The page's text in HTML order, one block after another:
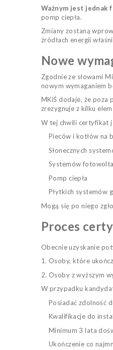
Ważnym jest jednak
pomp ciepła.
Zmiany zostaną
źródłach energii
Nowe
Zgodnie ze słowami M
nowym wymaganiem
MKiŚ dodaje, że poza
zrezygnuje z kilku
W tej chwili certyfikat
Pieców i kotłów na
Słonecznych
Systemów
Pomp ciepła
Płytkich systemów
Mogą się po niego
Proces
Obecnie uzyskanie
Osoby, które
Osoby z wyższym
W przypadku
Posiadać zdolność
Kwalifikacje do
Minimum 3 lata
Ukończenie co